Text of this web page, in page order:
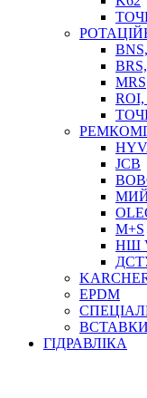
ТОСОЛ,
ОЛИВА-ПАЛИВО
ПОВІТРЯ-ВОДА
ДЛЯ
НАПІРНО-
ФІЛЬТРИ ДЛЯ
ПІДДОНИ ДЛЯ
МОДУЛЬНІ АЗС
ЛІЧИЛЬНИКИ І
КОТУШКИ ДЛЯ
MRS
ROI,
JCB
M+S
НШ
EPDM
ГІДРАВЛІКА